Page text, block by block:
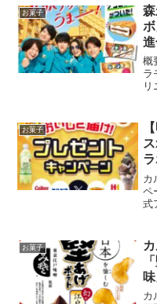
徴
に
お菓子
概
ラ
ト
お菓子
カ
ペ
式
わ
ン
お菓子
カ